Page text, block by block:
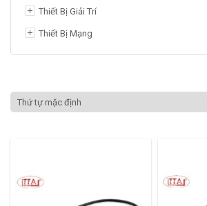
Thiết Bị Giải Trí
Thiết Bị Mạng